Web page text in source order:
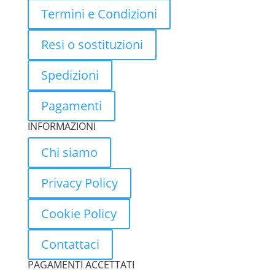
Termini e Condizioni
Resi o sostituzioni
Spedizioni
Pagamenti
INFORMAZIONI
Chi siamo
Privacy Policy
Cookie Policy
Contattaci
PAGAMENTI ACCETTATI